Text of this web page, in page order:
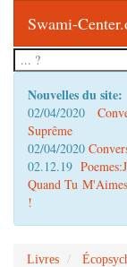
Swami-
Nouvelles du site:
02/04/2020
Suprême
02/04/2020
02.12.19
Quand Tu
!
Livres